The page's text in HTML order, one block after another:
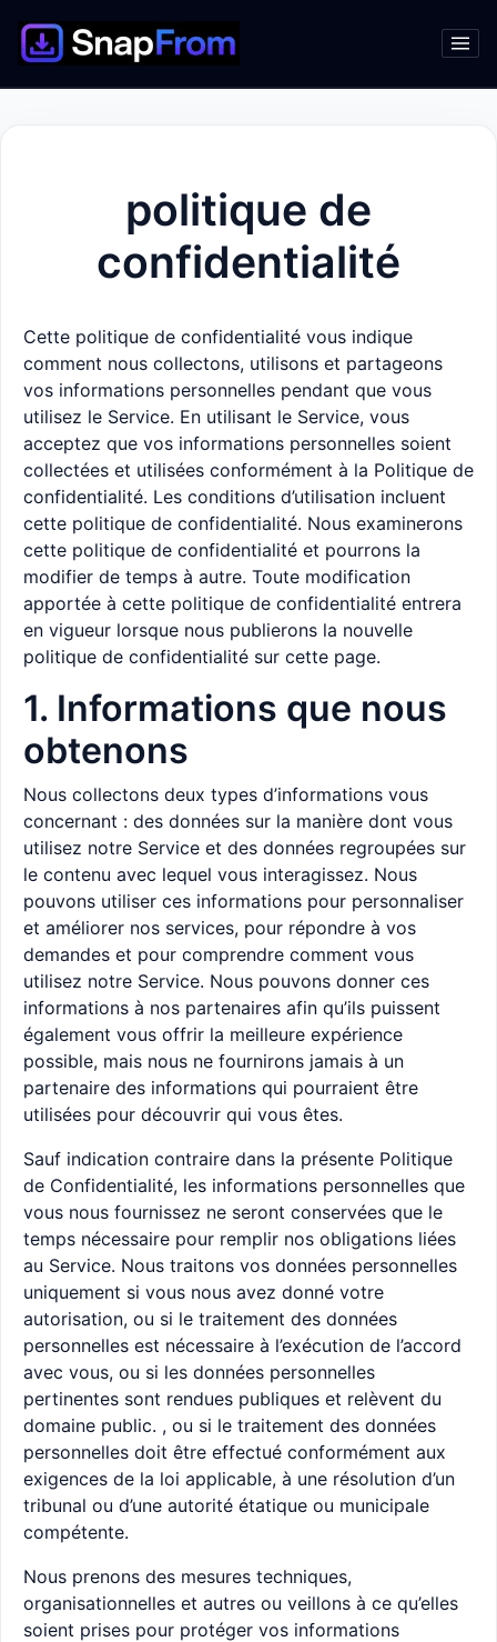
politique de
confidentialité
Cette politique de confidentialité vous indique
comment nous collectons, utilisons et partageons
vos informations personnelles pendant que vous
utilisez le Service. En utilisant le Service, vous
acceptez que vos informations personnelles soient
collectées et utilisées conformément à la Politique de
confidentialité. Les conditions d’utilisation incluent
cette politique de confidentialité. Nous examinerons
cette politique de confidentialité et pourrons la
modifier de temps à autre. Toute modification
apportée à cette politique de confidentialité entrera
en vigueur lorsque nous publierons la nouvelle
politique de confidentialité sur cette page.
1. Informations que nous
obtenons
Nous collectons deux types d’informations vous
concernant : des données sur la manière dont vous
utilisez notre Service et des données regroupées sur
le contenu avec lequel vous interagissez. Nous
pouvons utiliser ces informations pour personnaliser
et améliorer nos services, pour répondre à vos
demandes et pour comprendre comment vous
utilisez notre Service. Nous pouvons donner ces
informations à nos partenaires afin qu’ils puissent
également vous offrir la meilleure expérience
possible, mais nous ne fournirons jamais à un
partenaire des informations qui pourraient être
utilisées pour découvrir qui vous êtes.
Sauf indication contraire dans la présente Politique
de Confidentialité, les informations personnelles que
vous nous fournissez ne seront conservées que le
temps nécessaire pour remplir nos obligations liées
au Service. Nous traitons vos données personnelles
uniquement si vous nous avez donné votre
autorisation, ou si le traitement des données
personnelles est nécessaire à l’exécution de l’accord
avec vous, ou si les données personnelles
pertinentes sont rendues publiques et relèvent du
domaine public. , ou si le traitement des données
personnelles doit être effectué conformément aux
exigences de la loi applicable, à une résolution d’un
tribunal ou d’une autorité étatique ou municipale
compétente.
Nous prenons des mesures techniques,
organisationnelles et autres ou veillons à ce qu’elles
soient prises pour protéger vos informations